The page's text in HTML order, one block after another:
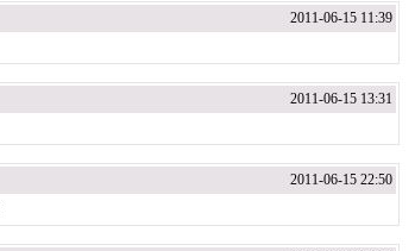
2011-06-15 11:39
2011-06-15 13:31
2011-06-15 22:50